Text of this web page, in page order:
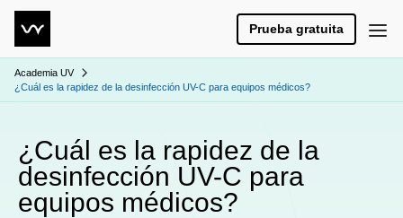
Prueba gratuita
Academia UV
¿Cuál es la rapidez de la desinfección UV-C para equipos médicos?
¿Cuál es la rapidez de la
desinfección UV-C para
equipos médicos?